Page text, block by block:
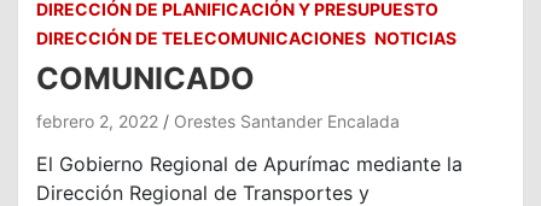
DIRECCIÓN DE PLANIFICACIÓN Y PRESUPUESTO
DIRECCIÓN DE TELECOMUNICACIONES NOTICIAS
COMUNICADO
febrero 2, 2022 Orestes Santander Encalada
El Gobierno Regional de Apurímac mediante la
Dirección Regional de Transportes y